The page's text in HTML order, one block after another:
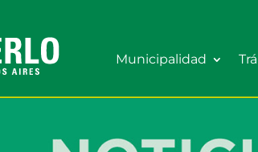
Municipalidad